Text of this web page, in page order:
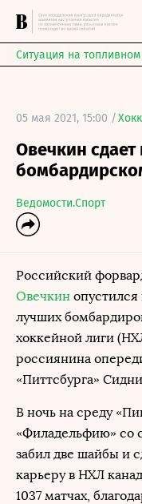
Ситуация на
05 мая 2021, 15:00 /
Овечкин
Ведомости.Спорт
Российский
Овечкин опустился
лучших
хоккейной лиги
россиянина
«Питтсбурга»
В ночь на среду
«Филадельфию» со
забил две шайбы и
карьеру в НХЛ
1037 матчах,